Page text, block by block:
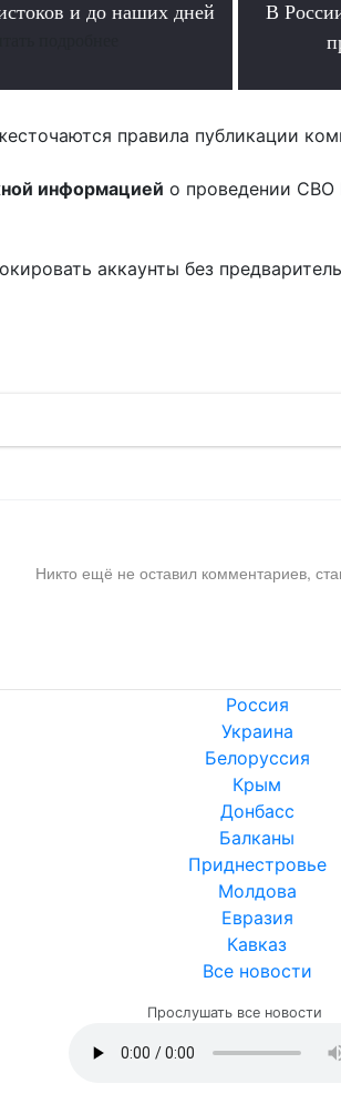
и до наших дней
В
правила публикации
информацией о проведении
аккаунты без
Никто ещё не оставил комментариев,
Россия
Украина
Белоруссия
Крым
Донбасс
Балканы
Приднестровье
Молдова
Евразия
Кавказ
Все новости
Прослушать все новости